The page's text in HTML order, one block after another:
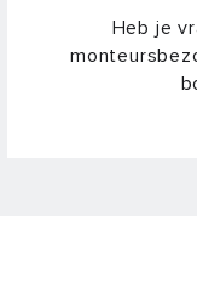
Heb je